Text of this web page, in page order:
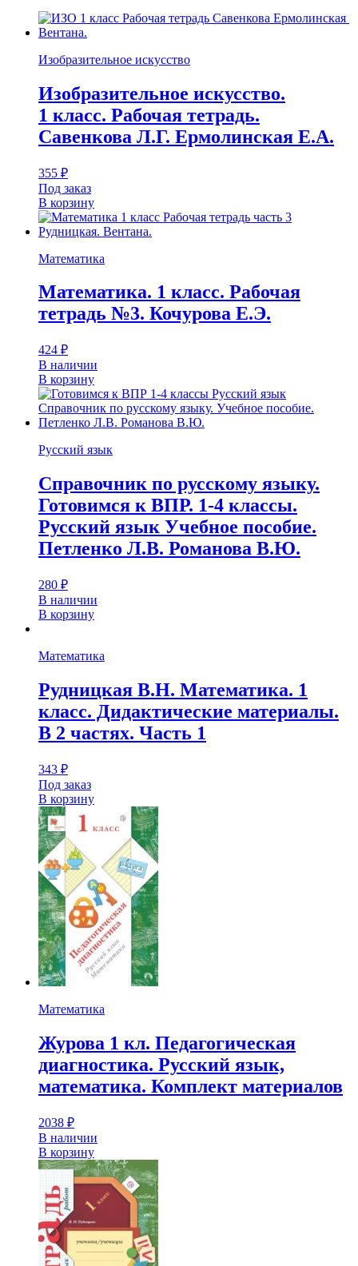
Изобразительное искусство
Изобразительное искусство.
1 класс. Рабочая тетрадь.
Савенкова Л.Г. Ермолинская Е.А.
355 ₽
Под заказ
В корзину
Математика
Математика. 1 класс. Рабочая
тетрадь №3. Кочурова Е.Э.
424 ₽
В наличии
В корзину
Русский язык
Справочник по русскому языку.
Готовимся к ВПР. 1-4 классы.
Русский язык Учебное пособие.
Петленко Л.В. Романова В.Ю.
280 ₽
В наличии
В корзину
Математика
Рудницкая В.Н. Математика. 1
класс. Дидактические материалы.
В 2 частях. Часть 1
343 ₽
Под заказ
В корзину
Математика
Журова 1 кл. Педагогическая
диагностика. Русский язык,
математика. Комплект материалов
2038 ₽
В наличии
В корзину